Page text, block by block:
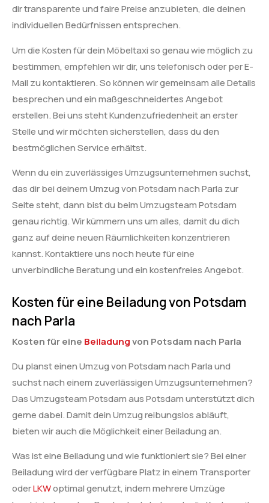
dir transparente und faire Preise anzubieten, die deinen
individuellen Bedürfnissen entsprechen.
Um die Kosten für dein Möbeltaxi so genau wie möglich zu
bestimmen, empfehlen wir dir, uns telefonisch oder per E-
Mail zu kontaktieren. So können wir gemeinsam alle Details
besprechen und ein maßgeschneidertes Angebot
erstellen. Bei uns steht Kundenzufriedenheit an erster
Stelle und wir möchten sicherstellen, dass du den
bestmöglichen Service erhältst.
Wenn du ein zuverlässiges Umzugsunternehmen suchst,
das dir bei deinem Umzug von Potsdam nach Parla zur
Seite steht, dann bist du beim Umzugsteam Potsdam
genau richtig. Wir kümmern uns um alles, damit du dich
ganz auf deine neuen Räumlichkeiten konzentrieren
kannst. Kontaktiere uns noch heute für eine
unverbindliche Beratung und ein kostenfreies Angebot.
Kosten für eine Beiladung von Potsdam
nach Parla
Kosten für eine Beiladungvon Potsdam nach Parla
Du planst einen Umzug von Potsdam nach Parla und
suchst nach einem zuverlässigen Umzugsunternehmen?
Das Umzugsteam Potsdam aus Potsdam unterstützt dich
gerne dabei. Damit dein Umzug reibungslos abläuft,
bieten wir auch die Möglichkeit einer Beiladung an.
Was ist eine Beiladung und wie funktioniert sie? Bei einer
Beiladung wird der verfügbare Platz in einem Transporter
oderLKWoptimal genutzt, indem mehrere Umzüge